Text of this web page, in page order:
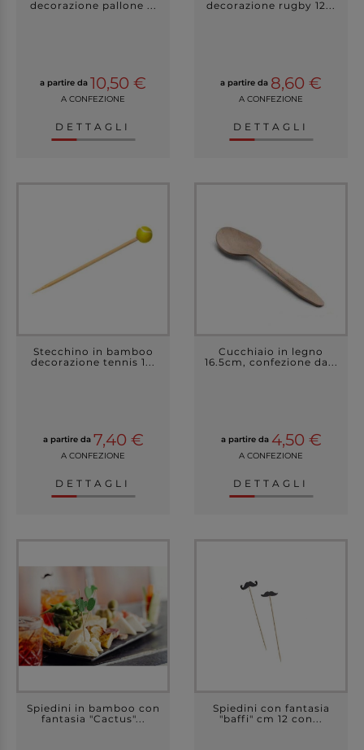
decorazione pallone ...
a partire da 10,50 €
A CONFEZIONE
DETTAGLI
decorazione rugby 12...
a partire da 8,60 €
A CONFEZIONE
DETTAGLI
Stecchino in bamboo
decorazione tennis 1...
a partire da 7,40 €
A CONFEZIONE
DETTAGLI
Cucchiaio in legno
16.5cm, confezione da...
a partire da 4,50 €
A CONFEZIONE
DETTAGLI
Spiedini in bamboo con
fantasia "Cactus"...
Spiedini con fantasia
"baffi" cm 12 con...